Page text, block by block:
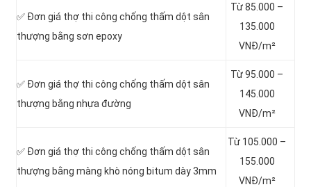
✅ Đơn giá thợ thi công chống thấm dột sân
thượng bằng sơn epoxy
Từ 85.000 –
135.000
VNĐ/m²
✅ Đơn giá thợ thi công chống thấm dột sân
thượng bằng nhựa đường
Từ 95.000 –
145.000
VNĐ/m²
✅ Đơn giá thợ thi công chống thấm dột sân
thượng bằng màng khò nóng bitum dày 3mm
Từ 105.000 –
155.000
VNĐ/m²